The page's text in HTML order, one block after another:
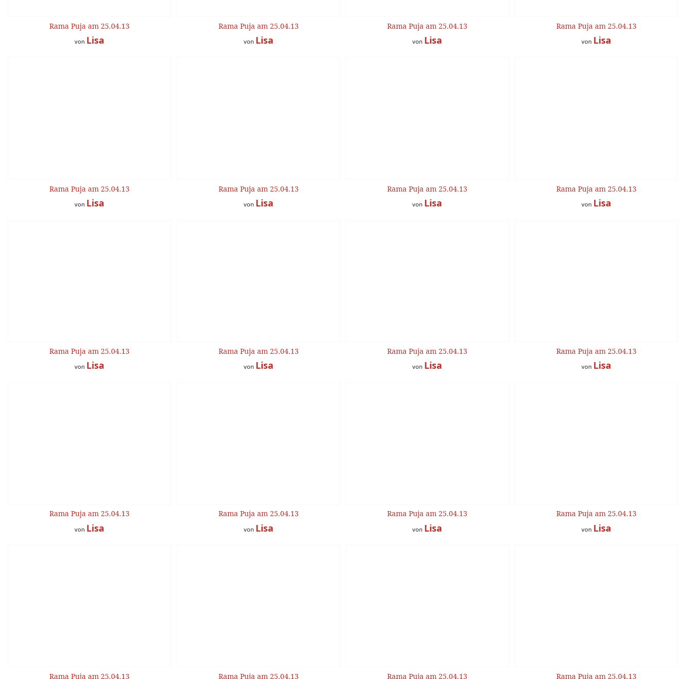
Rama Puja am 25.04.13
von Lisa
Rama Puja am 25.04.13
von Lisa
Rama Puja am 25.04.13
von Lisa
Rama Puja am 25.04.13
von Lisa
Rama Puja am 25.04.13
von Lisa
Rama Puja am 25.04.13
von Lisa
Rama Puja am 25.04.13
von Lisa
Rama Puja am 25.04.13
von Lisa
Rama Puja am 25.04.13
von Lisa
Rama Puja am 25.04.13
von Lisa
Rama Puja am 25.04.13
von Lisa
Rama Puja am 25.04.13
von Lisa
Rama Puja am 25.04.13
von Lisa
Rama Puja am 25.04.13
von Lisa
Rama Puja am 25.04.13
von Lisa
Rama Puja am 25.04.13
von Lisa
Rama Puja am 25.04.13 Rama Puja am 25.04.13 Rama Puja am 25.04.13 Rama Puja am 25.04.13